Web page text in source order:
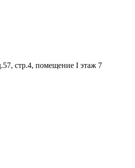
стр.4, помещение I этаж 7